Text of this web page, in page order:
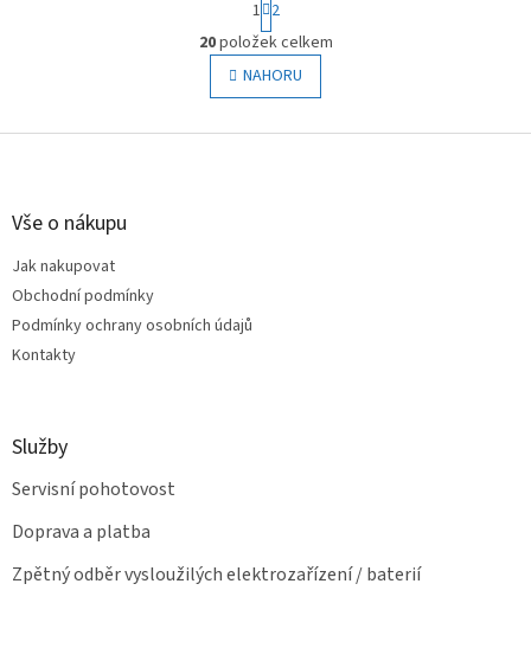
O
v
l
á
t
r
á
n
k
v
1 2
20položek celkem
NAHORU
Z
Vše o nákupu
Jak nakupovat
Obchodní podmínky
Podmínky ochrany osobních údajů
Kontakty
Služby
Servisní pohotovost
Doprava a platba
Zpětný odběr vysloužilých elektrozařízení / baterií